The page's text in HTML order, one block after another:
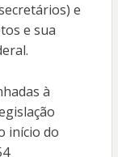
e
e sua
à
início do